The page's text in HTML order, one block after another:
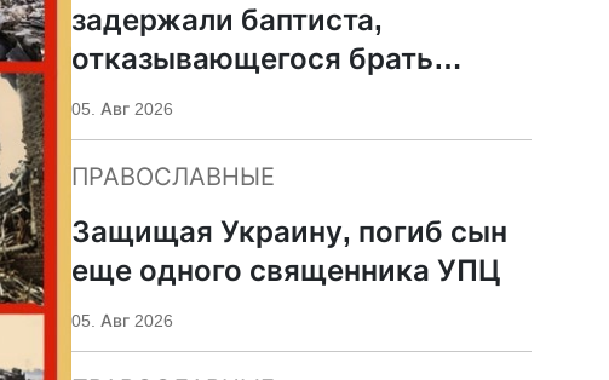
задержали баптиста,
отказывающегося брать
оружие
05. Авг 2026
ПРАВОСЛАВНЫЕ
Защищая Украину, погиб сын
еще одного священника УПЦ
05. Авг 2026